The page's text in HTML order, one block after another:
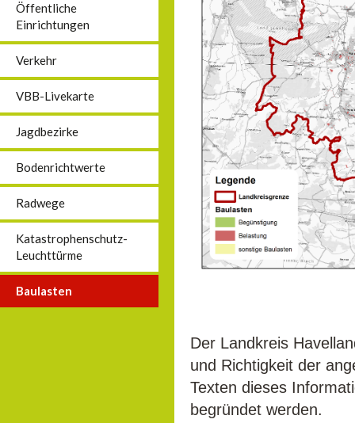
Öffentliche
Einrichtungen
Verkehr
VBB-Livekarte
Jagdbezirke
Bodenrichtwerte
Radwege
Katastrophenschutz-
Leuchttürme
Baulasten
Der Landkreis
und Richtigkeit der
Texten dieses
begründet werden.